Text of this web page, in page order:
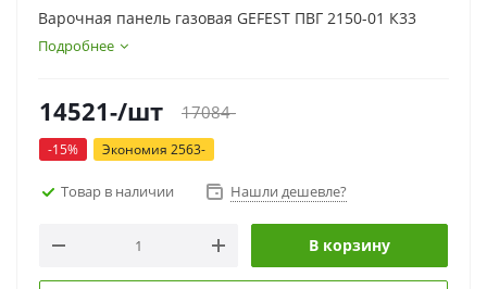
Варочная панель газовая GEFEST ПВГ 2150-01 К33
Подробнее
14521-/шт 17084-
-15% Экономия 2563-
Товар в наличии Нашли дешевле?
В корзину